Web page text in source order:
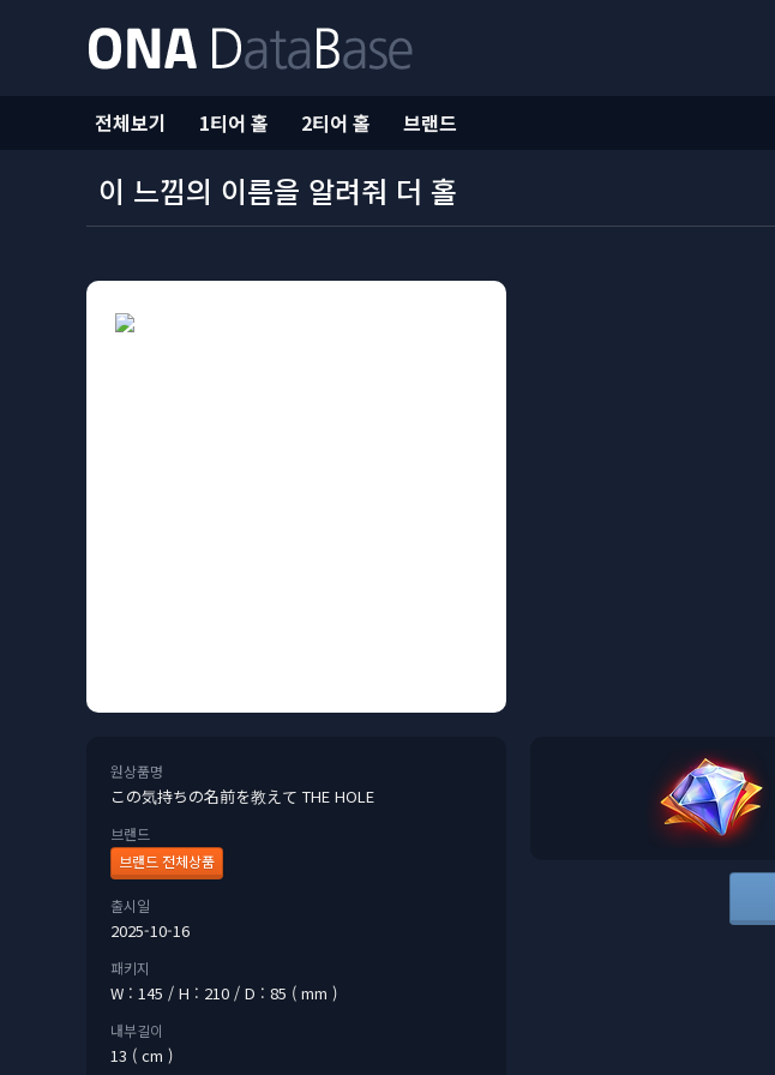
전체보기 1티어 홀 2티어 홀 브랜드
이 느낌의 이름을 알려줘 더 홀
원상품명
この気持ちの名前を教えて THE HOLE
브랜드
브랜드 전체상품
출시일
2025-10-16
패키지
W : 145 / H : 210 / D : 85 ( mm )
내부길이
13 ( cm )